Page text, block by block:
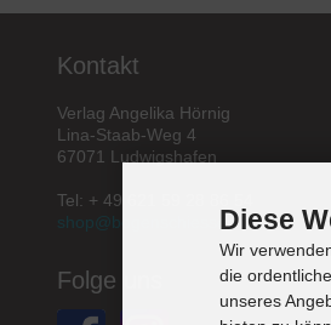
Kontakt
Verlag Angelika Hörnig
Lina-Staab-Weg 4
67071 Ludwigshafen
Tel: + 49 621 59 28 86 54
shop@bogenschiessen.de
Folge uns
Diese
Wir
die
unseres